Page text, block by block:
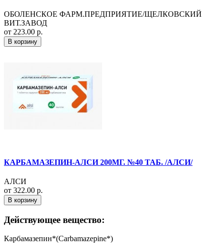
ОБОЛЕНСКОЕ ФАРМ.ПРЕДПРИЯТИЕ/ЩЕЛКОВСКИЙ
ВИТ.ЗАВОД
от 223.00 р.
В корзину
КАРБАМАЗЕПИН-АЛСИ 200МГ. №40 ТАБ. /АЛСИ/
АЛСИ
от 322.00 р.
В корзину
Действующее вещество:
Карбамазепин*(Carbamazepine*)